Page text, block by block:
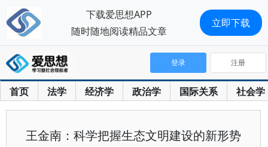
首页 法学 经济学 政治学 国际关系 社会学
登录 注册
王金南：科学把握生态文明建设的新形势
下载爱思想APP
随时随地阅读精品文章
立即下载